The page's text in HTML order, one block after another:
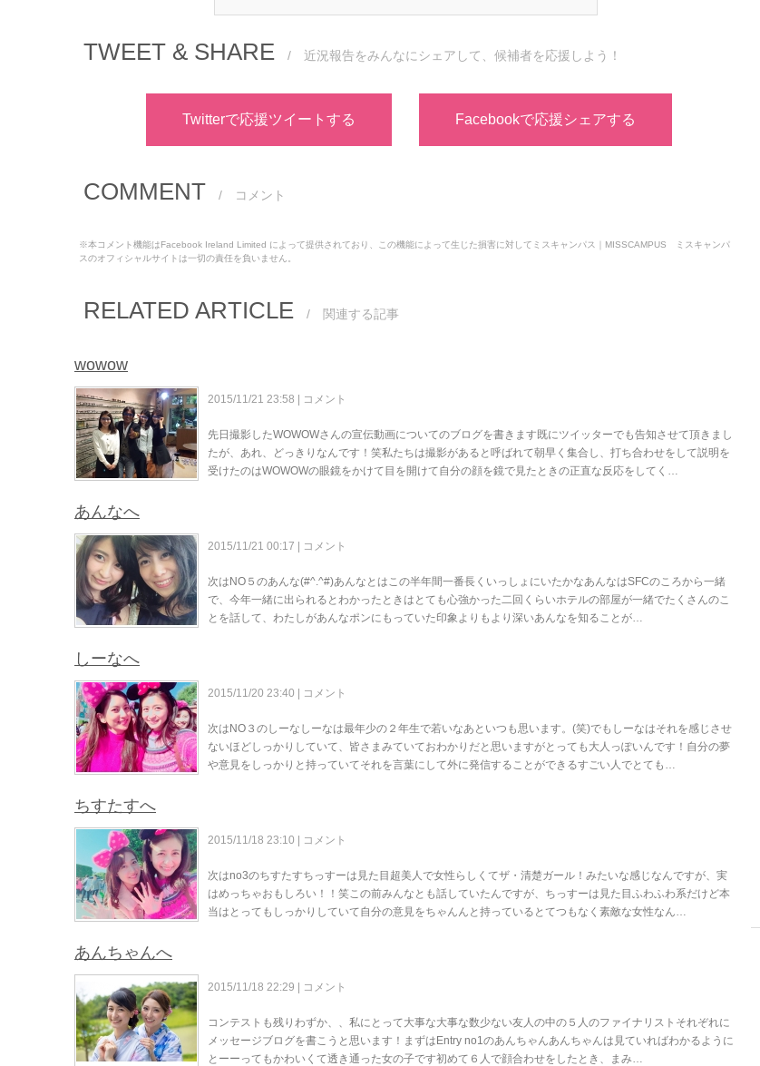
TWEET & SHARE / 近況報告をみんなにシェアして、候補者を応援しよう！
Twitterで応援ツイートする Facebookで応援シェアする
COMMENT / コメント
※本コメント機能はFacebook Ireland Limited によって提供されており、この機能によって生じた損害に対してミスキャンパス｜MISSCAMPUS ミスキャンパ
スのオフィシャルサイトは一切の責任を負いません。
RELATED ARTICLE / 関連する記事
wowow
2015/11/21 23:58 | コメント
先日撮影したWOWOWさんの宣伝動画についてのブログを書きます既にツイッターでも告知させて頂きまし
たが、あれ、どっきりなんです！笑私たちは撮影があると呼ばれて朝早く集合し、打ち合わせをして説明を
受けたのはWOWOWの眼鏡をかけて目を開けて自分の顔を鏡で見たときの正直な反応をしてく…
あんなへ
2015/11/21 00:17 | コメント
次はNO５のあんな(#^.^#)あんなとはこの半年間一番長くいっしょにいたかなあんなはSFCのころから一緒
で、今年一緒に出られるとわかったときはとても心強かった二回くらいホテルの部屋が一緒でたくさんのこ
とを話して、わたしがあんなポンにもっていた印象よりもより深いあんなを知ることが…
しーなへ
2015/11/20 23:40 | コメント
次はNO３のしーなしーなは最年少の２年生で若いなあといつも思います。(笑)でもしーなはそれを感じさせ
ないほどしっかりしていて、皆さまみていておわかりだと思いますがとっても大人っぽいんです！自分の夢
や意見をしっかりと持っていてそれを言葉にして外に発信することができるすごい人でとても…
ちすたすへ
2015/11/18 23:10 | コメント
次はno3のちすたすちっすーは見た目超美人で女性らしくてザ・清楚ガール！みたいな感じなんですが、実
はめっちゃおもしろい！！笑この前みんなとも話していたんですが、ちっすーは見た目ふわふわ系だけど本
当はとってもしっかりしていて自分の意見をちゃんんと持っているとてつもなく素敵な女性なん…
あんちゃんへ
2015/11/18 22:29 | コメント
コンテストも残りわずか、、私にとって大事な大事な数少ない友人の中の５人のファイナリストそれぞれに
メッセージブログを書こうと思います！まずはEntry no1のあんちゃんあんちゃんは見ていればわかるように
とーーってもかわいくて透き通った女の子です初めて６人で顔合わせをしたとき、まみ…